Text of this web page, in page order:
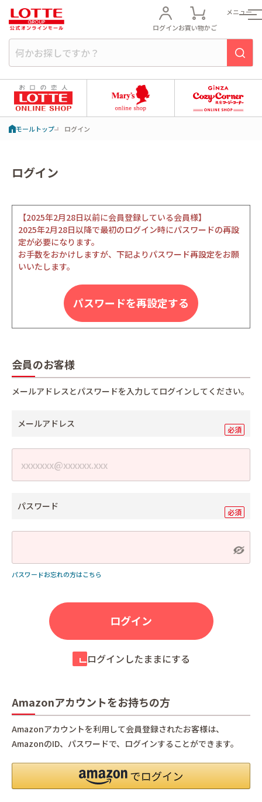
ログインお買い物かご
メニュー
モールトップ ログイン
ログイン
【2025年2月28日以前に会員登録している会員様】
2025年2月28日以降で最初のログイン時にパスワードの再設
定が必要になります。
お手数をおかけしますが、下記よりパスワード再設定をお願
いいたします。
パスワードを再設定する
会員のお客様
メールアドレスとパスワードを入力してログインしてください。
メールアドレス
パスワード
パスワードお忘れの方はこちら
ログインしたままにする
Amazonアカウントをお持ちの方
Amazonアカウントを利用して会員登録されたお客様は、
AmazonのID、パスワードで、ログインすることができます。